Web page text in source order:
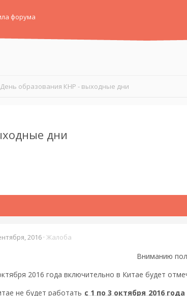
форума
День образования КНР - выходные дни
дни
2016 · Жалоба
Вниманию
2016 года включительно в Китае будет
не будет работать с 1 по 3 октября 2016 года